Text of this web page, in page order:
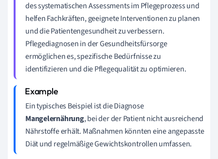
des systematischen Assessments im Pflegeprozess und
helfen Fachkräften, geeignete Interventionen zu planen
und die Patientengesundheit zu verbessern.
Pflegediagnosen in der Gesundheitsfürsorge
ermöglichen es, spezifische Bedürfnisse zu
identifizieren und die Pflegequalität zu optimieren.
Ein typisches Beispiel ist die Diagnose
Mangelernährung, bei der der Patient nicht ausreichend
Nährstoffe erhält. Maßnahmen könnten eine angepasste
Diät und regelmäßige Gewichtskontrollen umfassen.